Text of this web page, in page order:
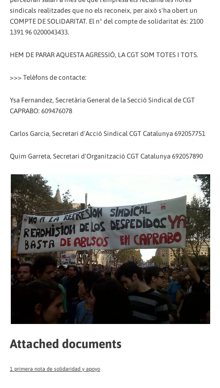
sindicals realitzades que no els reconeix, per això s'ha obert un
COMPTE DE SOLIDARITAT. El nº del compte de solidaritat és: 2100
1391 96 0200043433.
HEM DE PARAR AQUESTA AGRESSIÓ, LA CGT SOM TOTES I TOTS.
>>> Telèfons de contacte:
Ysa Fernandez, Secretària General de la Secció Sindical de CGT
CAPRABO: 609476078
Carlos Garcia, Secretari d'Acció Sindical CGT Catalunya 692057751
Quim Garreta, Secretari d'Organització CGT Catalunya 692057890
Attached documents
1 primera nota de solidaridad y apoyo